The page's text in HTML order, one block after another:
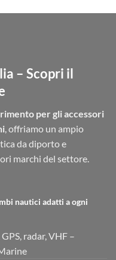
– Scopri il
per gli accessori
, offriamo un ampio
da diporto e
marchi del settore.
nautici adatti a ogni
radar, VHF –